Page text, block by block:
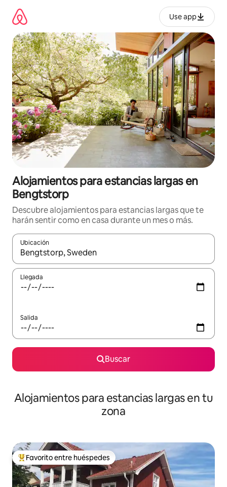
contenido
Use app
Alojamientos para estancias largas en
Bengtstorp
Descubre alojamientos para estancias largas que te
harán sentir como en casa durante un mes o más.
Ubicación
Cuando los resultados estén disponibles, podrás navegar
Llegada
Salida
Buscar
Alojamientos para estancias largas en tu
zona
De los mejores en Favorito entre huéspedes
Favorito entre huéspedes